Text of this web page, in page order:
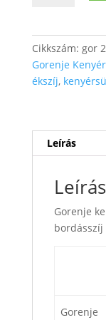
Cikkszám: gor
Gorenje
ékszíj,
Leírás
Leírás
Gorenje
Gorenje